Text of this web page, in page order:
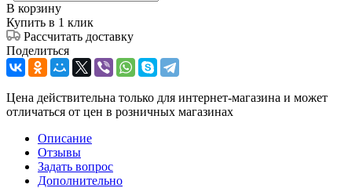
В корзину
Купить в 1 клик
Рассчитать доставку
Поделиться
Цена действительна только для интернет-магазина и может
отличаться от цен в розничных магазинах
Описание
Отзывы
Задать вопрос
Дополнительно